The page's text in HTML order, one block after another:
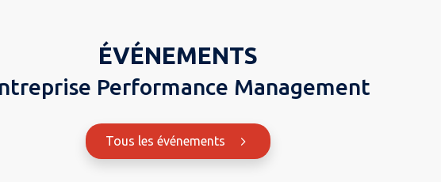
ÉVÉNEMENTS
Performance Management
Tous les événements